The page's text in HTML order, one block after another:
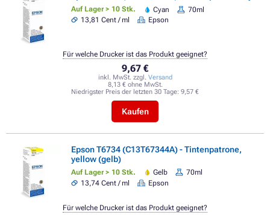
Auf Lager > 10 Stk. Cyan
70ml
13,81 Cent / ml
Epson
9,67 €
inkl. MwSt. zzgl. Versand
8,13 € ohne MwSt.
Niedrigster Preis der letzten 30 Tage: 9,57 €
Kaufen
Für welche Drucker ist das Produkt geeignet?
Epson T6734 (C13T67344A) - Tintenpatrone,
yellow (gelb)
Auf Lager > 10 Stk. Gelb
70ml
13,74 Cent / ml
Epson
Für welche Drucker ist das Produkt geeignet?